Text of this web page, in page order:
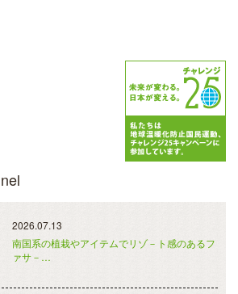
2026.07.13
南国系の植栽やアイテムでリゾ－ト感のあるフ
ァサ－…